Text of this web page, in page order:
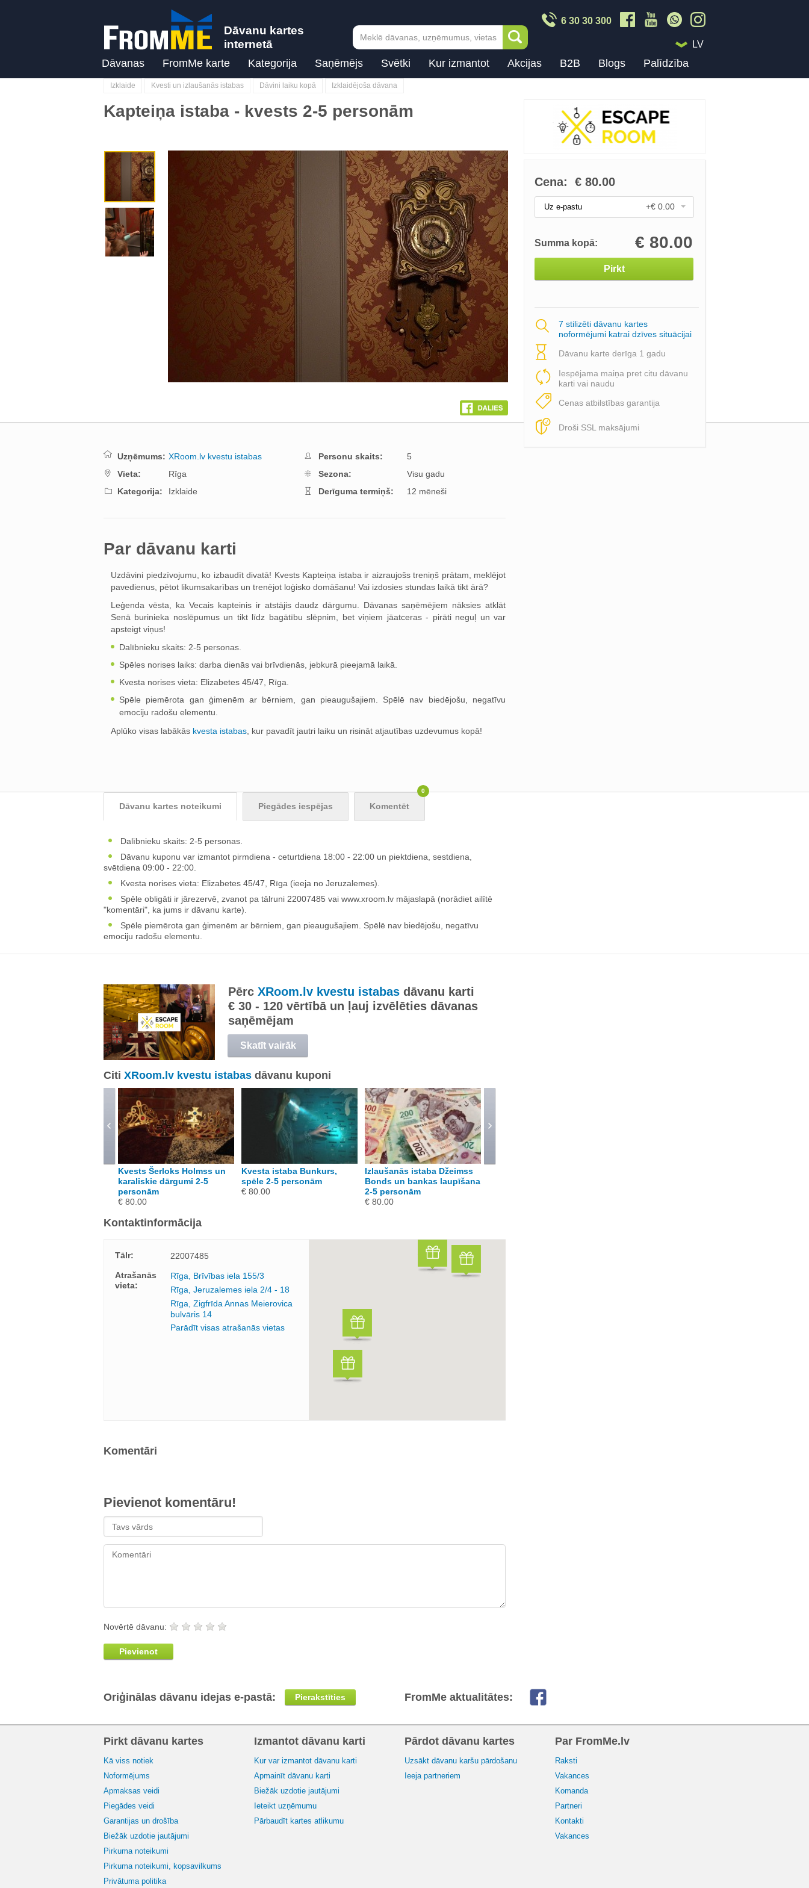
Dāvanu kartes
internetā
6 30 30 300
LV
Dāvanas FromMe karte Kategorija Saņēmējs Svētki Kur izmantot Akcijas B2B Blogs Palīdzība
Izklaide Kvesti un izlaušanās istabas Dāvini laiku kopā Izklaidējoša dāvana
Kapteiņa istaba - kvests 2-5 personām
Next
Cena: € 80.00
Uz e-pastu +€ 0.00
Summa kopā: € 80.00
Pirkt
7 stilizēti dāvanu kartes
noformējumi katrai dzīves situācijai
Dāvanu karte derīga 1 gadu
Iespējama maiņa pret citu dāvanu
karti vai naudu
Cenas atbilstības garantija
Droši SSL maksājumi
Uzņēmums: XRoom.lv kvestu istabas
Vieta:
Rīga
Kategorija:
Izklaide
Personu skaits:
5
Sezona:
Visu gadu
Derīguma termiņš:
12 mēneši
Par dāvanu karti
Uzdāvini piedzīvojumu, ko izbaudīt divatā! Kvests Kapteiņa istaba ir aizraujošs treniņš prātam, meklējot
pavedienus, pētot likumsakarības un trenējot loģisko domāšanu! Vai izdosies stundas laikā tikt ārā?
Leģenda vēsta, ka Vecais kapteinis ir atstājis daudz dārgumu. Dāvanas saņēmējiem nāksies atklāt
Senā burinieka noslēpumus un tikt līdz bagātību slēpnim, bet viņiem jāatceras - pirāti neguļ un var
apsteigt viņus!
Dalībnieku skaits: 2-5 personas.
Spēles norises laiks: darba dienās vai brīvdienās, jebkurā pieejamā laikā.
Kvesta norises vieta: Elizabetes 45/47, Rīga.
Spēle piemērota gan ģimenēm ar bērniem, gan pieaugušajiem. Spēlē nav biedējošu, negatīvu
emociju radošu elementu.
Aplūko visas labākās kvesta istabas , kur pavadīt jautri laiku un risināt atjautības uzdevumus kopā!
Dāvanu kartes noteikumi Piegādes iespējas Komentēt
0
Dalībnieku skaits: 2-5 personas.
Dāvanu kuponu var izmantot pirmdiena - ceturtdiena 18:00 - 22:00 un piektdiena, sestdiena,
svētdiena 09:00 - 22:00.
Kvesta norises vieta: Elizabetes 45/47, Rīga (ieeja no Jeruzalemes).
Spēle obligāti ir jārezervē, zvanot pa tālruni 22007485 vai www.xroom.lv mājaslapā (norādiet ailītē
"komentāri", ka jums ir dāvanu karte).
Spēle piemērota gan ģimenēm ar bērniem, gan pieaugušajiem. Spēlē nav biedējošu, negatīvu
emociju radošu elementu.
Pērc XRoom.lv kvestu istabas dāvanu karti
€ 30 - 120 vērtībā un ļauj izvēlēties dāvanas
saņēmējam
Skatīt vairāk
Citi XRoom.lv kvestu istabas dāvanu kuponi
Kvests Šerloks Holmss un
karaliskie dārgumi 2-5
personām
€ 80.00
Kvesta istaba Bunkurs,
spēle 2-5 personām
€ 80.00
Izlaušanās istaba Džeimss
Bonds un bankas laupīšana
2-5 personām
€ 80.00
Kontaktinformācija
Tālr:
22007485
Atrašanās
vieta:
Rīga, Brīvības iela 155/3
Rīga, Jeruzalemes iela 2/4 - 18
Rīga, Zigfrīda Annas Meierovica
bulvāris 14
Parādīt visas atrašanās vietas
Komentāri
Pievienot komentāru!
Novērtē dāvanu:
Pievienot
FromMe aktualitātes:
Oriģinālas dāvanu idejas e-pastā: Pierakstīties
Pirkt dāvanu kartes
Kā viss notiek
Noformējums
Apmaksas veidi
Piegādes veidi
Garantijas un drošība
Biežāk uzdotie jautājumi
Pirkuma noteikumi
Pirkuma noteikumi, kopsavilkums
Privātuma politika
Izmantot dāvanu karti
Kur var izmantot dāvanu karti
Apmainīt dāvanu karti
Biežāk uzdotie jautājumi
Ieteikt uzņēmumu
Pārbaudīt kartes atlikumu
Pārdot dāvanu kartes
Uzsākt dāvanu karšu pārdošanu
Ieeja partneriem
Par FromMe.lv
Raksti
Vakances
Komanda
Partneri
Kontakti
Vakances